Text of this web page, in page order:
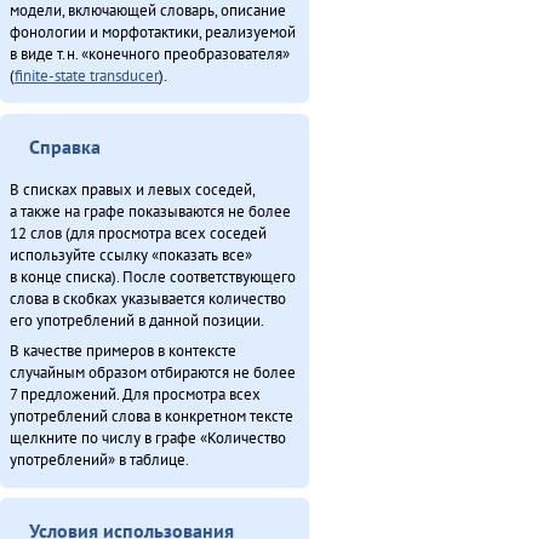
Хо̄ бэе (2011)
Хулакӣ тадук ама̄ка̄ (2011)
Хула̄н тадук токтовкӣ (2011)
Хула̄н-улэ̄к (2011)
Хэвэкӣнӯн ӈинакин тадук Ха̄ргӣ (2011)
Эвэнкӣ тадук Киӈгит (2011)
модели, включающей словарь, описание
фонологии и морфотактики, реализуемой
в виде т.н. «конечного преобразователя»
(finite-state transducer).
Справка
В списках правых и левых соседей,
а также на графе показываются не более
12 слов (для просмотра всех соседей
используйте ссылку «показать все»
в конце списка). После соответствующего
слова в скобках указывается количество
его употреблений в данной позиции.
В качестве примеров в контексте
случайным образом отбираются не более
7 предложений. Для просмотра всех
употреблений слова в конкретном тексте
щелкните по числу в графе «Количество
употреблений» в таблице.
Условия использования